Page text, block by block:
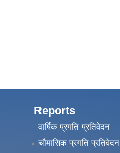
Reports
वार्षिक प्रगति प्रतिवेदन
चौमासिक प्रगति प्रतिवेदन